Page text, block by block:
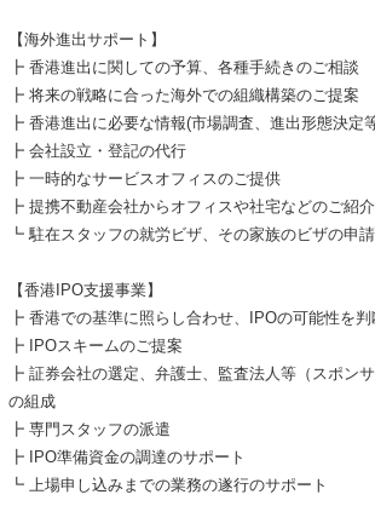
【海外進出サポート】
┣ 香港進出に関しての予算、各種手続きのご相談
┣ 将来の戦略に合った海外での組織構築のご提案
┣ 香港進出に必要な情報(市場調査、進出形態決定
┣ 会社設立・登記の代行
┣ 一時的なサービスオフィスのご提供
┣ 提携不動産会社からオフィスや社宅などのご紹介
┗ 駐在スタッフの就労ビザ、その家族のビザの申
【香港IPO支援事業】
┣ 香港での基準に照らし合わせ、IPOの可能性を判
┣ IPOスキームのご提案
┣ 証券会社の選定、弁護士、監査法人等（スポン
の組成
┣ 専門スタッフの派遣
┣ IPO準備資金の調達のサポート
┗ 上場申し込みまでの業務の遂行のサポート